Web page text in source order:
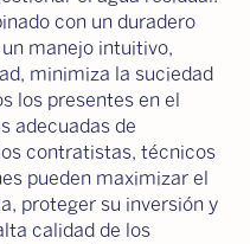
con un duradero
manejo intuitivo,
minimiza la suciedad
los presentes en el
adecuadas de
contratistas, técnicos
pueden maximizar el
proteger su inversión y
calidad de los